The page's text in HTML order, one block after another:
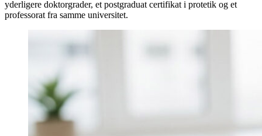
yderligere doktorgrader, et postgraduat certifikat i protetik og et
professorat fra samme universitet.